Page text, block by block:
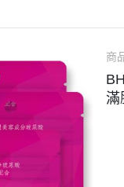
商
滿